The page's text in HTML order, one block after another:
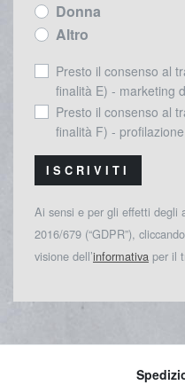
Donna
Altro
Presto il consenso al
finalità E) - marketing
Presto il consenso al
finalità F) - profilazione
ISCRIVITI
Ai sensi e per gli effetti degli
2016/679 (“GDPR”),
visione dell’informativa per il